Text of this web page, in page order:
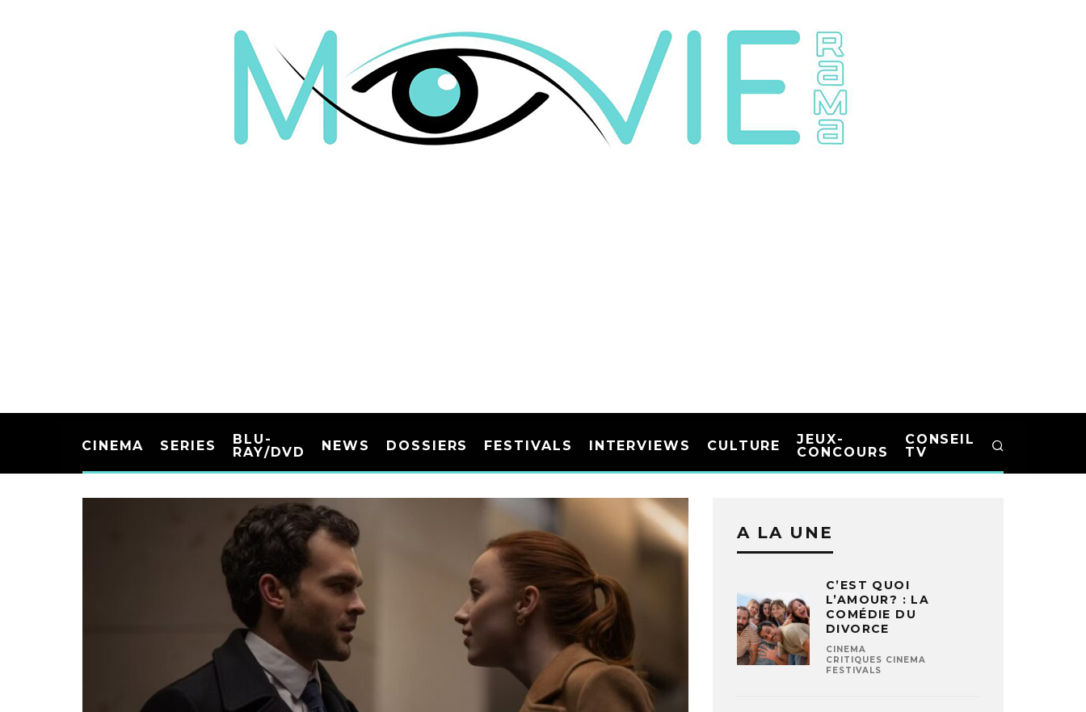
CINEMA SERIES
BLU-
RAY/DVD
NEWS DOSSIERS FESTIVALS INTERVIEWS CULTURE
JEUX-
CONCOURS
CONSEIL
TV
A LA UNE
C’EST QUOI
L’AMOUR? : LA
COMÉDIE DU
DIVORCE
CINEMA
CRITIQUES CINEMA
FESTIVALS